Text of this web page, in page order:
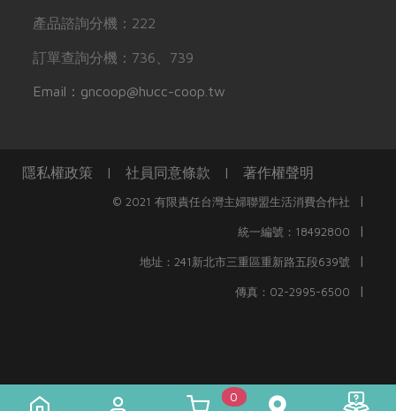
產品諮詢分機：222
訂單查詢分機：736、739
Email：gncoop@hucc-coop.tw
隱私權政策 | 社員同意條款 | 著作權聲明
© 2021 有限責任台灣主婦聯盟生活消費合作社 |
統一編號：18492800 |
地址：241新北市三重區重新路五段639號 |
傳真：02-2995-6500 |
0